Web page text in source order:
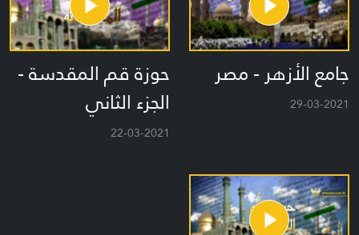
جامع الأزهر - مصر
29-03-2021
حوزة قم المقدسة -
الجزء الثاني
22-03-2021